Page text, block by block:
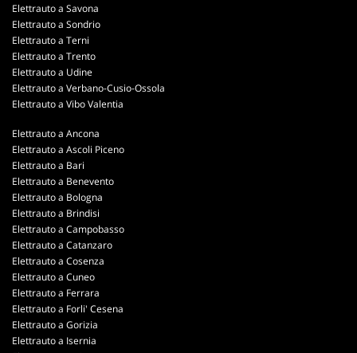
Elettrauto a Savona
Elettrauto a Sondrio
Elettrauto a Terni
Elettrauto a Trento
Elettrauto a Udine
Elettrauto a Verbano-Cusio-Ossola
Elettrauto a Vibo Valentia
Elettrauto a Ancona
Elettrauto a Ascoli Piceno
Elettrauto a Bari
Elettrauto a Benevento
Elettrauto a Bologna
Elettrauto a Brindisi
Elettrauto a Campobasso
Elettrauto a Catanzaro
Elettrauto a Cosenza
Elettrauto a Cuneo
Elettrauto a Ferrara
Elettrauto a Forli' Cesena
Elettrauto a Gorizia
Elettrauto a Isernia